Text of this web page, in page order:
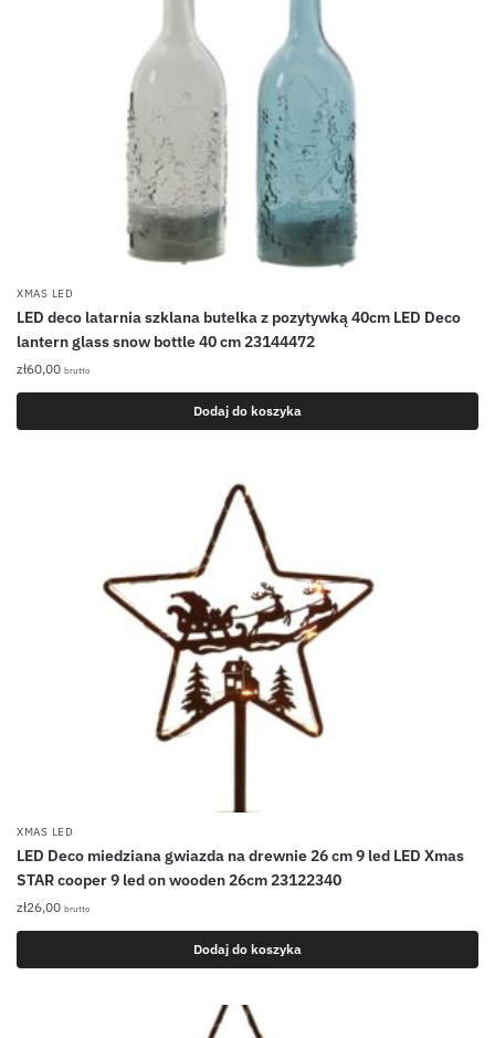
XMAS LED
LED deco latarnia szklana butelka z pozytywką 40cm LED Deco
lantern glass snow bottle 40 cm 23144472
zł60,00 brutto
Dodaj do koszyka
XMAS LED
LED Deco miedziana gwiazda na drewnie 26 cm 9 led LED Xmas
STAR cooper 9 led on wooden 26cm 23122340
zł26,00 brutto
Dodaj do koszyka